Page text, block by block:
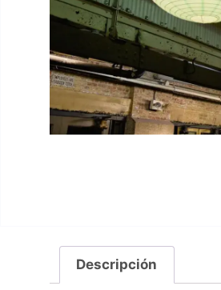
Descripción